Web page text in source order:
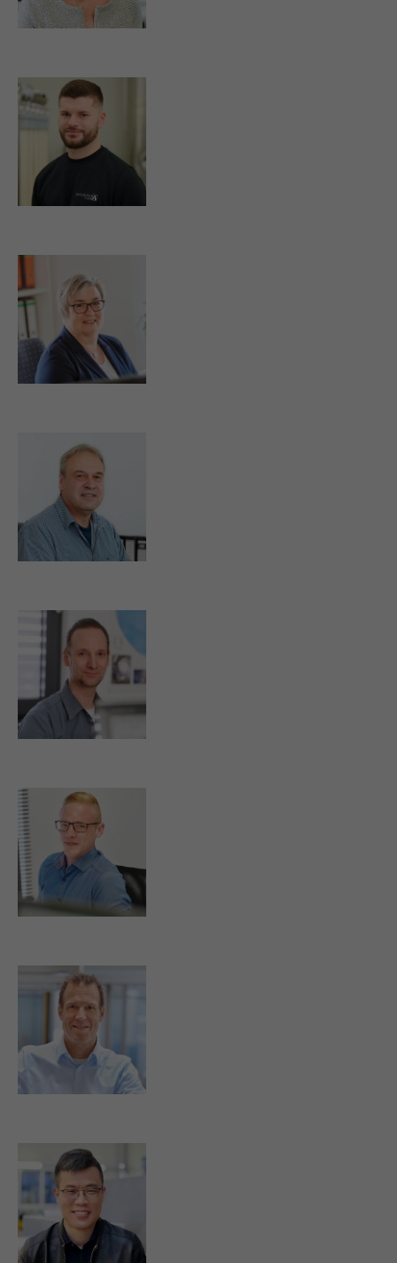
m.babel@strassburger-filter.de
b.barth@strassburger-filter.de
s.pforr@strassburger-filter.de
o.weber@strassburger-filter.de
d.schwibinger@strassburger-filter.de
j.eberhard@strassburger-filter.de
bruce.peng@strassburger-filter.cn